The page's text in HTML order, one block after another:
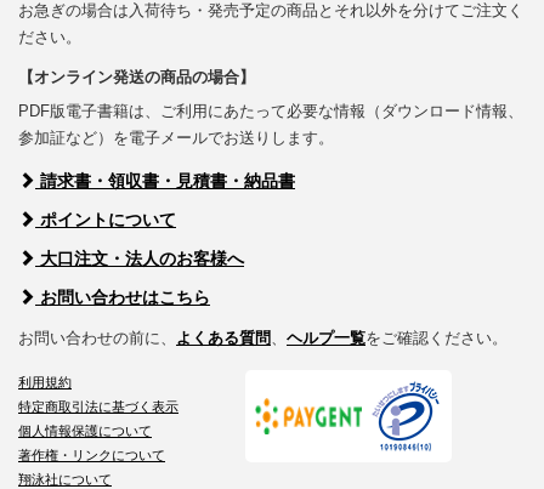
お急ぎの場合は入荷待ち・発売予定の商品とそれ以外を分けてご注文く
ださい。
【オンライン発送の商品の場合】
PDF版電子書籍は、ご利用にあたって必要な情報（ダウンロード情報、
参加証など）を電子メールでお送りします。
請求書・領収書・見積書・納品書
ポイントについて
大口注文・法人のお客様へ
お問い合わせはこちら
お問い合わせの前に、 よくある質問、 ヘルプ一覧をご確認ください。
利用規約
特定商取引法に基づく表示
個人情報保護について
著作権・リンクについて
翔泳社について